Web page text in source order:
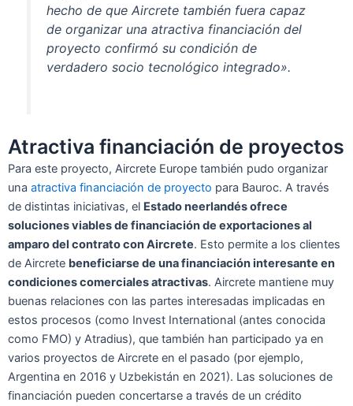
hecho de que Aircrete también fuera capaz
de organizar una atractiva financiación del
proyecto confirmó su condición de
verdadero socio tecnológico integrado».
Atractiva financiación de proyectos
Para este proyecto, Aircrete Europe también pudo organizar
una atractiva financiación de proyecto para Bauroc. A través
de distintas iniciativas, el Estado neerlandés ofrece
soluciones viables de financiación de exportaciones al
amparo del contrato con Aircrete. Esto permite a los clientes
de Aircrete beneficiarse de una financiación interesante en
condiciones comerciales atractivas. Aircrete mantiene muy
buenas relaciones con las partes interesadas implicadas en
estos procesos (como Invest International (antes conocida
como FMO) y Atradius), que también han participado ya en
varios proyectos de Aircrete en el pasado (por ejemplo,
Argentina en 2016 y Uzbekistán en 2021). Las soluciones de
financiación pueden concertarse a través de un crédito